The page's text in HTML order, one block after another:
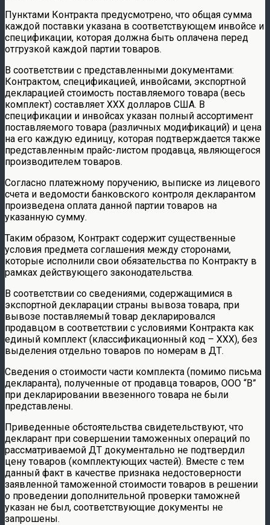
Пунктами Контракта предусмотрено, что общая сумма
каждой поставки указана в соответствующем инвойсе и
спецификации, которая должна быть оплачена перед
отгрузкой каждой партии товаров.
В соответствии с представленными документами:
Контрактом, спецификацией, инвойсами, экспортной
декларацией стоимость поставляемого товара (весь
комплект) составляет XXX долларов США. В
спецификации и инвойсах указан полный ассортимент
поставляемого товара (различных модификаций) и цена
на его каждую единицу, которая подтверждается также
представленным прайс-листом продавца, являющегося
производителем товаров.
Согласно платежному поручению, выписке из лицевого
счета и ведомости банковского контроля декларантом
произведена оплата данной партии товаров на
указанную сумму.
Таким образом, Контракт содержит существенные
условия предмета соглашения между сторонами,
которые исполнили свои обязательства по Контракту в
рамках действующего законодательства.
В соответствии со сведениями, содержащимися в
экспортной декларации страны вывоза товара, при
вывозе поставляемый товар декларировался
продавцом в соответствии с условиями Контракта как
единый комплект (классификационный код – XXX), без
выделения отдельно товаров по номерам в ДТ.
Сведения о стоимости части комплекта (помимо письма
декларанта), полученные от продавца товаров, ООО “В”
при декларировании ввезенного товара не были
представлены.
Приведенные обстоятельства свидетельствуют, что
декларант при совершении таможенных операций по
рассматриваемой ДТ документально не подтвердил
цену товаров (комплектующих частей). Вместе с тем
данный факт в качестве признака недостоверности
заявленной таможенной стоимости товаров в решении
о проведении дополнительной проверки таможней
указан не был, соответствующие документы не
запрошены.